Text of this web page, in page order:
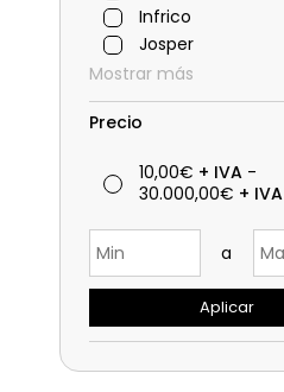
Infrico
Josper
Mostrar más
Precio
10,00€ + IVA -
30.000,00€ + IVA
a
Aplicar